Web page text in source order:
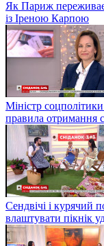
Як Париж
із Іреною Карпою
Міністр
правила отримання
Сендвічі і курячий
влаштувати пікнік